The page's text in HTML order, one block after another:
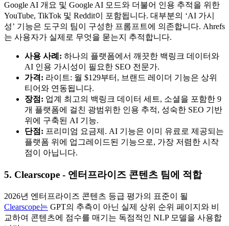
Google AI 개요 및 Google AI 모드와 더불어 인용 추적을 위한
YouTube, TikTok 및 Reddit이 포함됩니다. 대부분의 ‘AI 가시
성’ 기능은 도구의 팀이 구성한 프롬프트에 의존합니다. Ahrefs
는 사용자가 실제로 무엇을 묻는지 추적합니다.
사용 사례: 하나의 플랫폼에서 깨끗한 백링크 데이터와
AI 인용 가시성이 필요한 SEO 전문가.
가격: 라이트: 월 $129부터, 브랜드 레이더 기능은 상위
티어와 연동됩니다.
장점: 업계 최고의 백링크 데이터 세트, 소셜을 포함한 9
개 플랫폼에 걸친 광범위한 인용 추적, 성숙한 SEO 기반
위에 구축된 AI 기능.
단점: 프리미엄 요금제. AI 기능은 이미 유료로 제공되는
플랫폼 위에 업그레이드된 기능으로, 가장 저렴한 시작
점이 아닙니다.
5. Clearscope - 엔터프라이즈 콘텐츠 팀에 적합
2026년 엔터프라이즈 콘텐츠 등급 평가의 표준이 될
Clearscope는 GPT의 추측이 아닌 실제 상위 순위 페이지와 비
교하여 콘텐츠에 점수를 매기는 독점적인 NLP 모델을 사용합